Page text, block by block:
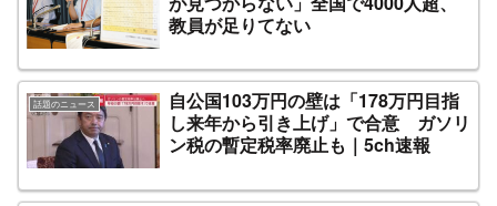
教員が足りてない
話題のニュース
自公国103万円の壁は「178万円目指
し来年から引き上げ」で合意 ガソリ
ン税の暫定税率廃止も｜5ch速報